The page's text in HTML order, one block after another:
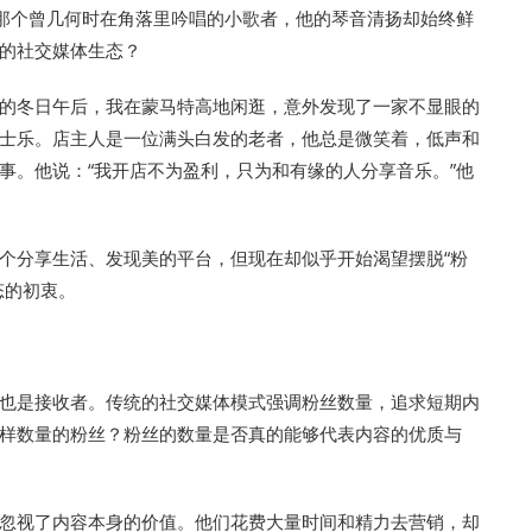
个曾几何时在角落里吟唱的小歌者，他的琴音清扬却始终鲜
社交媒体生态？
冬日午后，我在蒙马特高地闲逛，意外发现了一家不显眼的
乐。店主人是一位满头白发的老者，他总是微笑着，低声和
他说：“我开店不为盈利，只为和有缘的人分享音乐。”他
分享生活、发现美的平台，但现在却似乎开始渴望摆脱“粉
初衷。
是接收者。传统的社交媒体模式强调粉丝数量，追求短期内
数量的粉丝？粉丝的数量是否真的能够代表内容的优质与
视了内容本身的价值。他们花费大量时间和精力去营销，却